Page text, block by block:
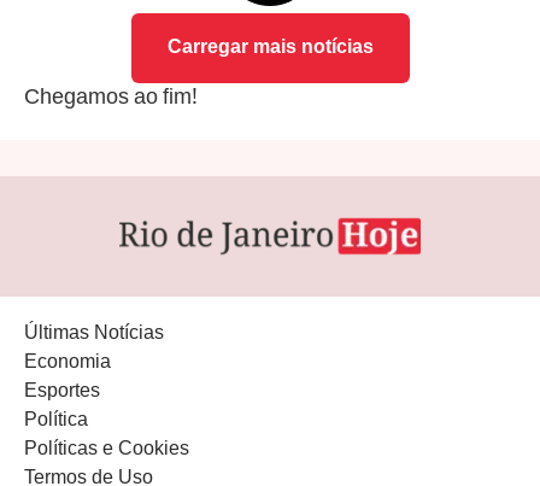
Carregar mais notícias
Chegamos ao fim!
Últimas Notícias
Economia
Esportes
Política
Políticas e Cookies
Termos de Uso